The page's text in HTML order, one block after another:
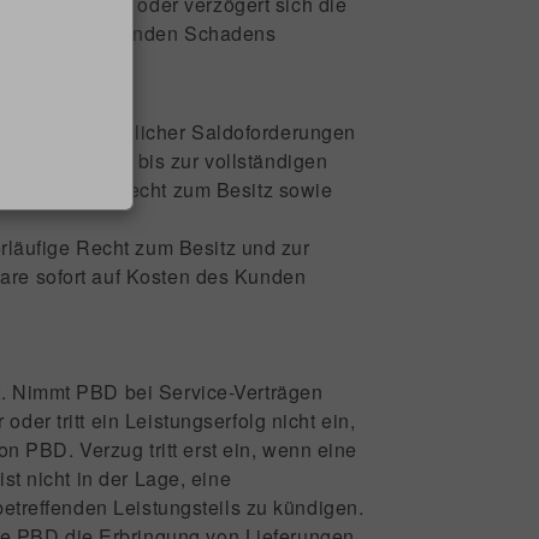
entstehenden Schadens
sämtlicher Saldoforderungen
bis zur vollständigen
vorläufige Recht zum Besitz sowie
Recht zum Besitz und zur
sofort auf Kosten des Kunden
PBD bei Service-Verträgen
tritt ein Leistungserfolg nicht ein,
PBD. Verzug tritt erst ein, wenn eine
nicht in der Lage, eine
Leistungsteils zu kündigen.